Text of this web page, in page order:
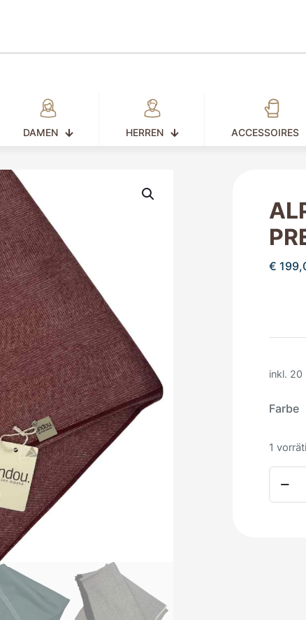
DAMEN HERREN ACCESSOIRES
€
inkl. 20
Farbe
1